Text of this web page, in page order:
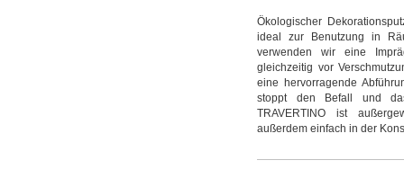
Ökologischer
ideal zur Benutzung in
verwenden wir eine
gleichzeitig vor
eine hervorragende
stoppt den Befall und
TRAVERTINO ist
außerdem einfach in der